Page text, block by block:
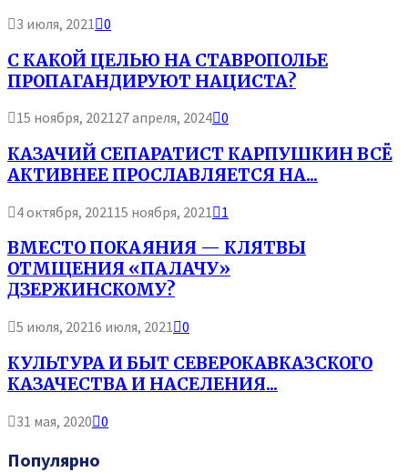
3 июля, 2021 0
С КАКОЙ ЦЕЛЬЮ НА СТАВРОПОЛЬЕ
ПРОПАГАНДИРУЮТ НАЦИСТА?
15 ноября, 202127 апреля, 2024 0
КАЗАЧИЙ СЕПАРАТИСТ КАРПУШКИН ВСЁ
АКТИВНЕЕ ПРОСЛАВЛЯЕТСЯ НА...
4 октября, 2021 15 ноября, 2021 1
ВМЕСТО ПОКАЯНИЯ — КЛЯТВЫ
ОТМЩЕНИЯ «ПАЛАЧУ»
ДЗЕРЖИНСКОМУ?
5 июля, 20216 июля, 2021 0
КУЛЬТУРА И БЫТ СЕВЕРОКАВКАЗСКОГО
КАЗАЧЕСТВА И НАСЕЛЕНИЯ...
31 мая, 2020 0
Популярно